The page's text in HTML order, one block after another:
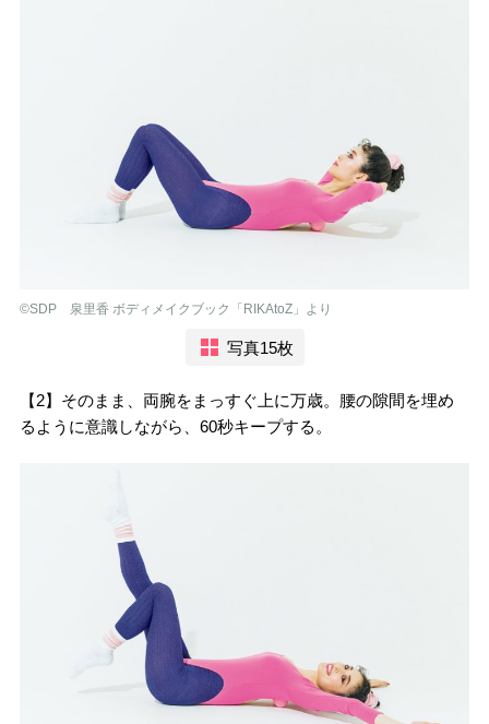
©︎SDP 泉里香 ボディメイクブック「RIKAtoZ」より
写真15枚
【2】そのまま、両腕をまっすぐ上に万歳。腰の隙間を埋め
るように意識しながら、60秒キープする。